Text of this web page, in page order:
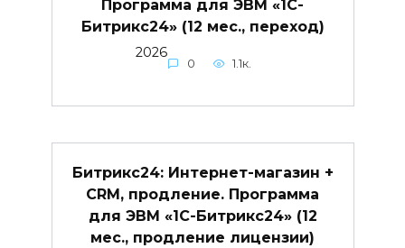
Программа для ЭВМ «1С-
Битрикс24» (12 мес., переход)
2026
0 1.1к.
Битрикс24: Интернет-магазин +
CRM, продление. Программа
для ЭВМ «1С-Битрикс24» (12
мес., продление лицензии)